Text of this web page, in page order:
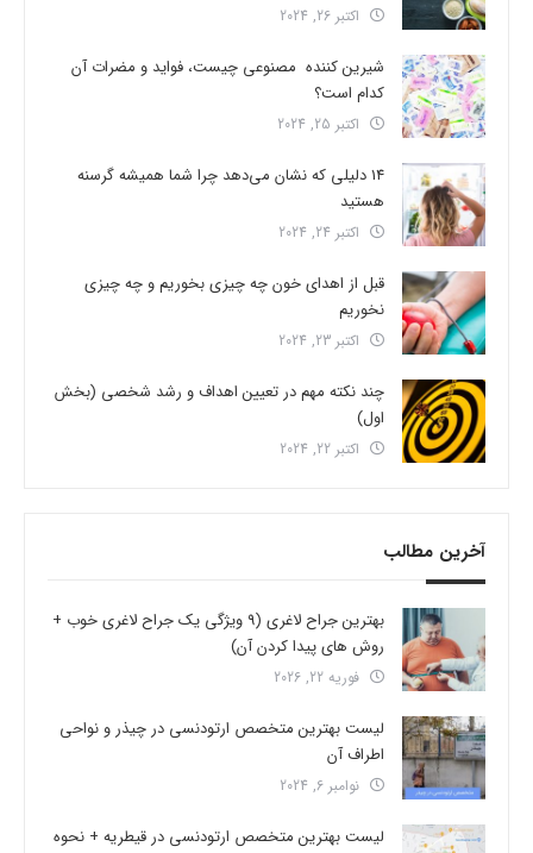
اکتبر 26, 2024
شیرین کننده مصنوعی چیست، فواید و مضرات آن
کدام است؟
اکتبر 25, 2024
14 دلیلی که نشان می‌دهد چرا شما همیشه گرسنه
هستید
اکتبر 24, 2024
قبل از اهدای خون چه چیزی بخوریم و چه چیزی
نخوریم
اکتبر 23, 2024
چند نکته مهم در تعیین اهداف و رشد شخصی (بخش
اول)
اکتبر 22, 2024
آخرین مطالب
بهترین جراح لاغری (9 ویژگی یک جراح لاغری خوب +
روش های پیدا کردن آن)
فوریه 22, 2026
لیست بهترین متخصص ارتودنسی در چیذر و نواحی
اطراف آن
نوامبر 6, 2024
لیست بهترین متخصص ارتودنسی در قیطریه + نحوه